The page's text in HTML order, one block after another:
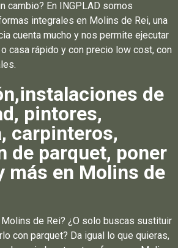
cambio? En INGPLAD somos
integrales en Molins de Rei, una
cuenta mucho y nos permite ejecutar
casa rápido y con precio low cost, con
de
pintores,
carpinteros,
de parquet, poner
más en Molins de
de Rei? ¿O solo buscas sustituir
con parquet? Da igual lo que quieras,